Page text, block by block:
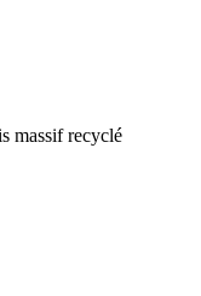
massif recyclé